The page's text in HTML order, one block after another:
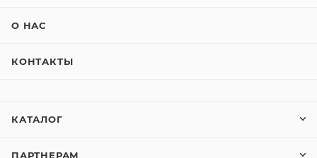
О НАС
КОНТАКТЫ
КАТАЛОГ
ПАРТНЕРАМ